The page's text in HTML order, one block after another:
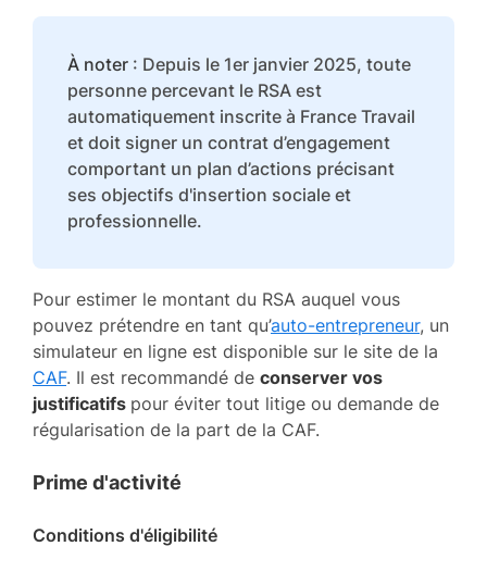
À noter : Depuis le 1er janvier 2025, toute
personne percevant le RSA est
automatiquement inscrite à France Travail
et doit signer un contrat d’engagement
comportant un plan d’actions précisant
ses objectifs d'insertion sociale et
professionnelle.
Pour estimer le montant du RSA auquel vous
pouvez prétendre en tant qu’auto-entrepreneur, un
simulateur en ligne est disponible sur le site de la
CAF. Il est recommandé de conserver vos
justificatifs pour éviter tout litige ou demande de
régularisation de la part de la CAF.
Prime d'activité
Conditions d'éligibilité